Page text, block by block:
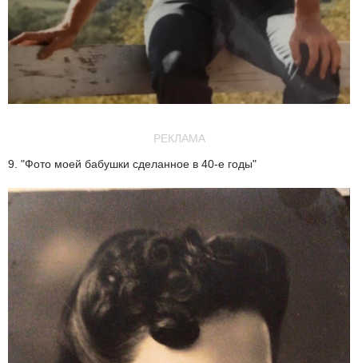
РЕКЛАМА
9. "Фото моей бабушки сделанное в 40-е годы"